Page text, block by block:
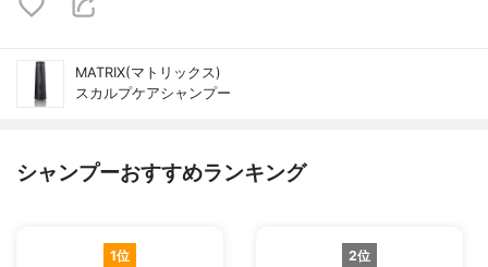
MATRIX(マトリックス)
スカルプケアシャンプー
シャンプーおすすめランキング
1位 2位